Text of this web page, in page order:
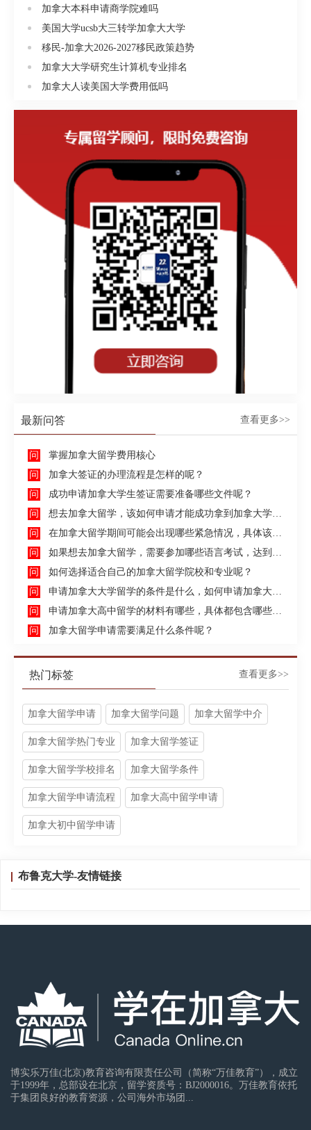
中申请的学生:工商管理和会计专业（88%）
从大专申请的学
生
从大学申请的学
（如申请了）：$220014周书费：$50014周杂费：
$60014周2.就读本科费用（加币，供参考）学费
＄12518.75（全职/两学期/每学期5门课）住宿＄6000书
费＄800交通费＄139大学医疗保险＄756共计
＄20213.75[查看更多]
加拿大本科申请商学院难吗
美国大学ucsb大三转学加拿大大学
移民-加拿大2026-2027移民政策趋势
加拿大大学研究生计算机专业排名
加拿大人读美国大学费用低吗
最新问答 查看更多>>
掌握加拿大留学费用核心
加拿大签证的办理流程是怎样的呢？
成功申请加拿大学生签证需要准备哪些文件呢？
想去加拿大留学，该如何申请才能成功拿到加拿大学生签证呢？
在加拿大留学期间可能会出现哪些紧急情况，具体该如何去处理这些紧急情况呢？
如果想去加拿大留学，需要参加哪些语言考试，达到什么水平才能申请呢？
如何选择适合自己的加拿大留学院校和专业呢？
申请加拿大大学留学的条件是什么，如何申请加拿大大学留学，留学的费用及签证申请流程是什么？
申请加拿大高中留学的材料有哪些，具体都包含哪些方面呢？
加拿大留学申请需要满足什么条件呢？
热门标签 查看更多>>
加拿大留学申请 加拿大留学问题 加拿大留学中介
加拿大留学热门专业 加拿大留学签证
加拿大留学学校排名 加拿大留学条件
加拿大留学申请流程 加拿大高中留学申请
加拿大初中留学申请
布鲁克大学-友情链接
博实乐万佳(北京)教育咨询有限责任公司（简称“万佳教育”），成立
于1999年，总部设在北京，留学资质号：BJ2000016。万佳教育依托
于集团良好的教育资源，公司海外市场团...